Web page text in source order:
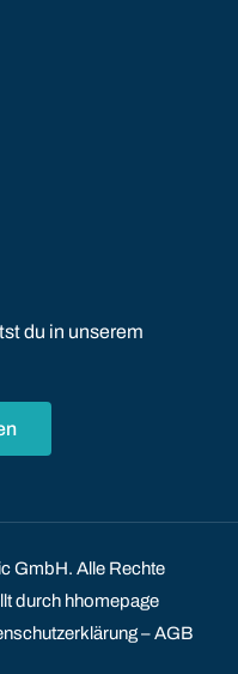
du in unserem
GmbH. Alle Rechte
durch hhomepage
–AGB